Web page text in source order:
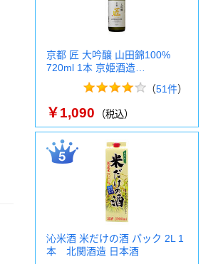
京都 匠 大吟醸 山田錦100%
720ml 1本 京姫酒造…
（51件）
￥1,090 （税込）
沁米酒 米だけの酒 パック 2L 1
本 北関酒造 日本酒